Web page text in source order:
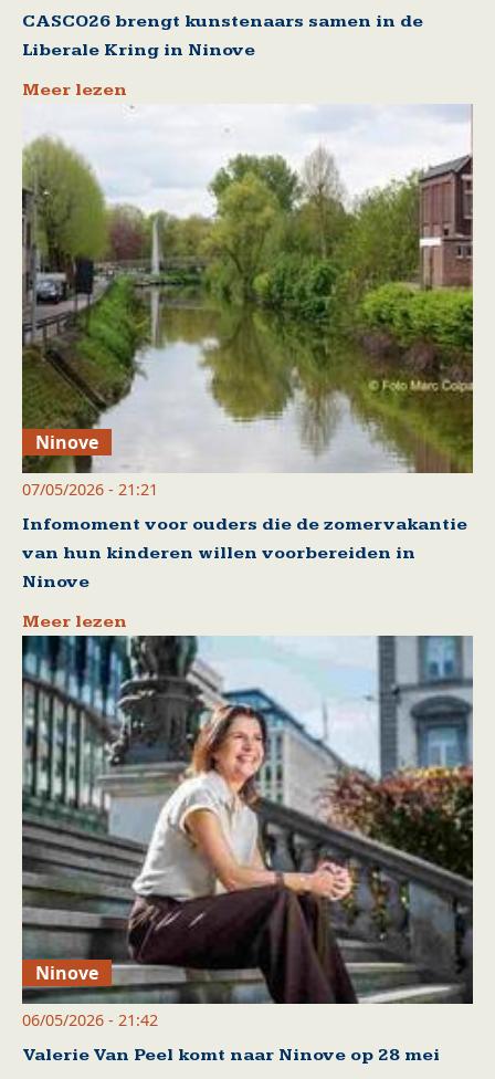
CASCO26 brengt kunstenaars samen in de
Liberale Kring in Ninove
Meer lezen
Ninove
07/05/2026 - 21:21
Infomoment voor ouders die de zomervakantie
van hun kinderen willen voorbereiden in
Ninove
Meer lezen
Ninove
06/05/2026 - 21:42
Valerie Van Peel komt naar Ninove op 28 mei